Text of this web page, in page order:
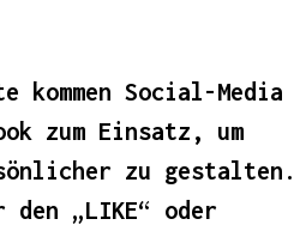
kommen Social-Media
zum Einsatz, um
zu gestalten.
„LIKE“ oder